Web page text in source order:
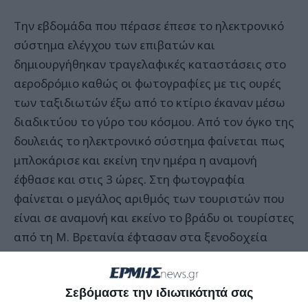
Σεβόμαστε την ιδιωτικότητά σας
Την εβδομάδα που πέρασε έπεσε το ηλεκτρονικό
σύστημα ελέγχου των επιβατών και
δημιουργήθηκαν τραγελαφικές καταστάσεις στο
αεροδρόμιο καθώς οι φωτογραφίες με τις ουρές
των ταξιδιωτών έξω από το κτίριο έκαναν μέσω
διαδικτύου το γύρο του κόσμου. Από τον όγκο της
δουλειάς το ηλεκτρονικό σύστημα φαίνεται πως
μπλοκάρισε και εκείνη την ημέρα η αναμονή
έφθασε και στις 3 ώρες. Στη φωτογραφία
φαίνεται ο μεγάλος αριθμός των τουριστών που
είναι σε αναμονή και εκείνο το βράδυ οι τουρίστες
από τη Μ. Βρετανία έφτασαν στα ξενοδοχεία
τους κατά τα μεσάνυχτα.
Αργά το μεσημέρι του Σαββάτου 30-5